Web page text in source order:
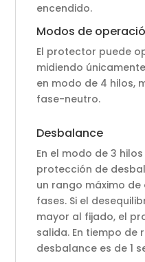
encendido.
Modos de
El protector puede
midiendo
en modo de 4 hilos,
fase-neutro.
Desbalance
En el modo de 3
protección de
un rango máximo
fases. Si el
mayor al fijado, el
salida. En tiempo
desbalance es de 1